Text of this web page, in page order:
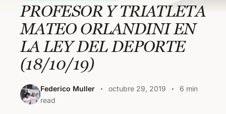
PROFESOR Y TRIATLETA
MATEO ORLANDINI EN
LA LEY DEL DEPORTE
(18/10/19)
Federico Muller octubre 29, 2019
6 min
read